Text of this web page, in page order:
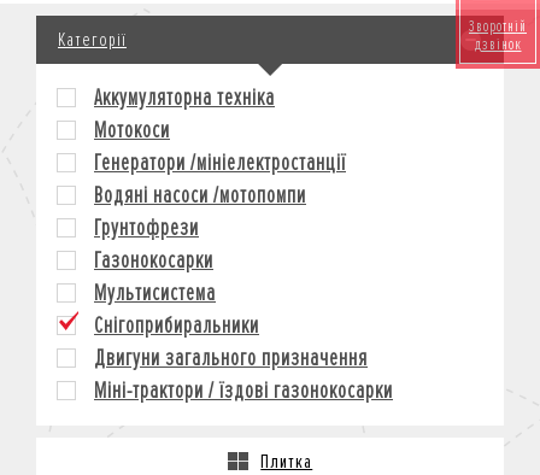
КРЕДИТ
СТРАХУВАННЯ
КОРПОРАТИВНИМ КЛІЄНТАМ
МОТОЦИКЛИ
КРЕДИТ
СТРАХУВАННЯ
КОРПОРАТИВНИМ КЛІЄНТАМ
Зворотній
дзвінок
Категорії
Аккумуляторна техніка
Мотокоси
Генератори /мініелектростанції
Водяні насоси /мотопомпи
Грунтофрези
Газонокосарки
Мультисистема
Снігоприбиральники
Двигуни загального призначення
Міні-трактори / їздові газонокосарки
Плитка